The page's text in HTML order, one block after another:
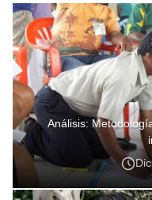
Análisis: